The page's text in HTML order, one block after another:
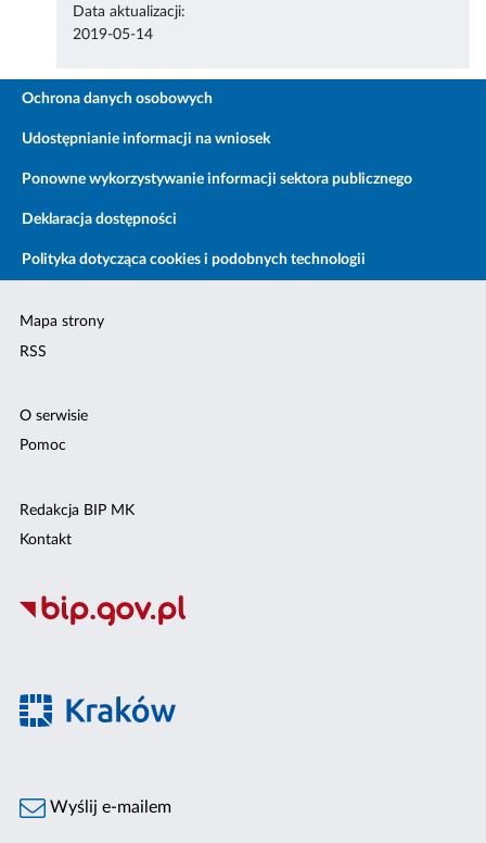
Data aktualizacji:
2019-05-14
Ochrona danych osobowych
Udostępnianie informacji na wniosek
Ponowne wykorzystywanie informacji sektora publicznego
Deklaracja dostępności
Polityka dotycząca cookies i podobnych technologii
Mapa strony
RSS
O serwisie
Pomoc
Redakcja BIP MK
Kontakt
Wyślij e-mailem